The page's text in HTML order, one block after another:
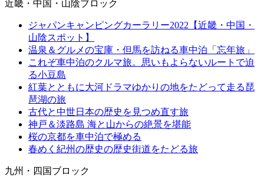
近畿・中国・山陰ブロック
ジャパンキャンピングカーラリー2022【近畿・中国・
山陰スポット】
温泉＆グルメの宝庫・但馬を訪ねる車中泊「忘年旅」
これぞ車中泊のクルマ旅。思いもよらないルートで迫
る小豆島
紅葉とともに大河ドラマゆかりの地をたどって走る琵
琶湖の旅
古代と中世日本の歴史を見つめ直す旅
神戸＆淡路島 海と山からの絶景を堪能
桜の京都を車中泊で極める
春めく紀州の歴史の歴史街道をたどる旅
九州・四国ブロック